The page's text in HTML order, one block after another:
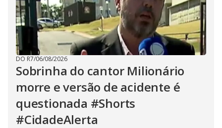
DO R7/06/08/2026
Sobrinha do cantor Milionário
morre e versão de acidente é
questionada #Shorts
#CidadeAlerta